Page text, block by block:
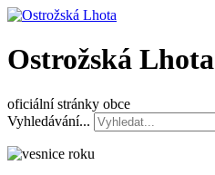
Ostrožská Lhota
oficiální stránky obce
Vyhledávání...